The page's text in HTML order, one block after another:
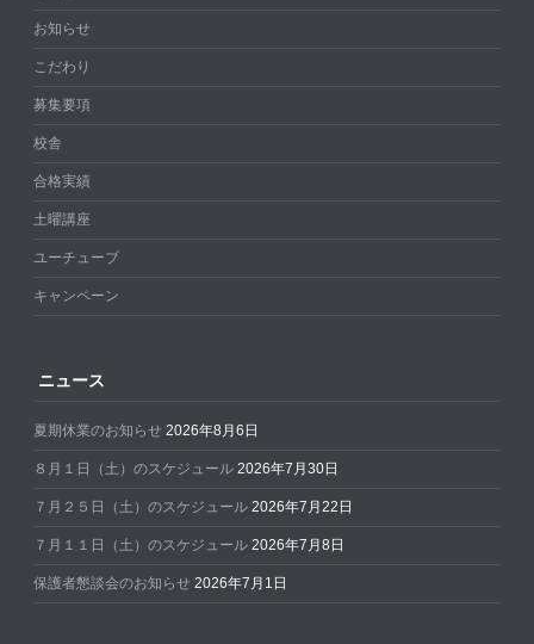
お知らせ
こだわり
募集要項
校舎
合格実績
土曜講座
ユーチューブ
キャンペーン
ニュース
夏期休業のお知らせ 2026年8月6日
８月１日（土）のスケジュール 2026年7月30日
７月２５日（土）のスケジュール 2026年7月22日
７月１１日（土）のスケジュール 2026年7月8日
保護者懇談会のお知らせ 2026年7月1日